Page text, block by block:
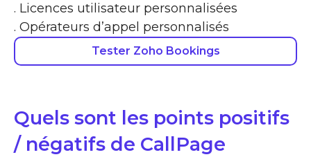
. Licences utilisateur personnalisées
. Opérateurs d’appel personnalisés
Tester Zoho Bookings
Quels sont les points positifs
/ négatifs de CallPage